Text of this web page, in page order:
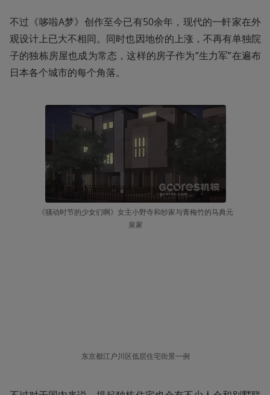
不过《哆啦A梦》创作至今已有50余年，现代的一軒家在外
观设计上已大不相同。同时也因地价的上涨，不再有单独院
子的独栋房屋也成为常态，这样的房子作为“生力军”在遍布
日本各个城市的每个角落。
《骚动时节的少女们啊》女主小野寺和纱家与青梅竹的马典元
泉家
东京都江户川区低层住宅街景一例